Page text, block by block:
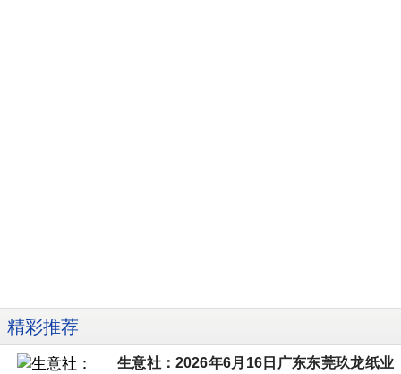
精彩推荐
生意社：2026年6月16日广东东莞玖龙纸业